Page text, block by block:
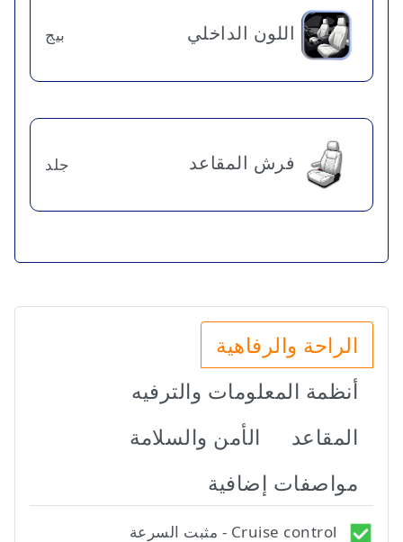
اللون الداخلي بيج
فرش المقاعد جلد
الراحة والرفاهية
أنظمة المعلومات والترفيه
المقاعد
الأمن والسلامة
مواصفات إضافية
Cruise control - مثبت السرعة